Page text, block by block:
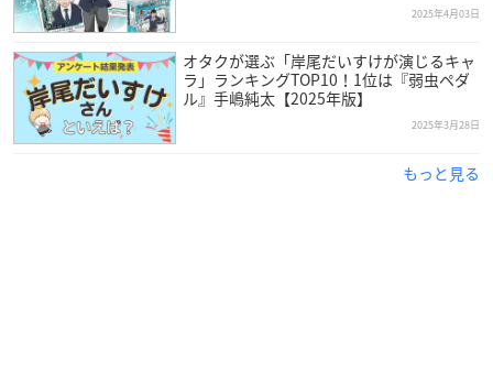
2025年4月03日
オタクが選ぶ「岸尾だいすけが演じるキャ
ラ」ランキングTOP10！1位は『弱虫ペダ
ル』手嶋純太【2025年版】
2025年3月28日
もっと見る